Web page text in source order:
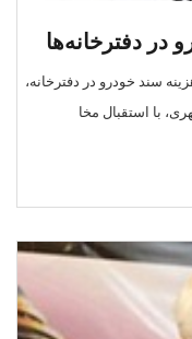
دفترخانه‌ها
سند خودرو در دفترخانه،